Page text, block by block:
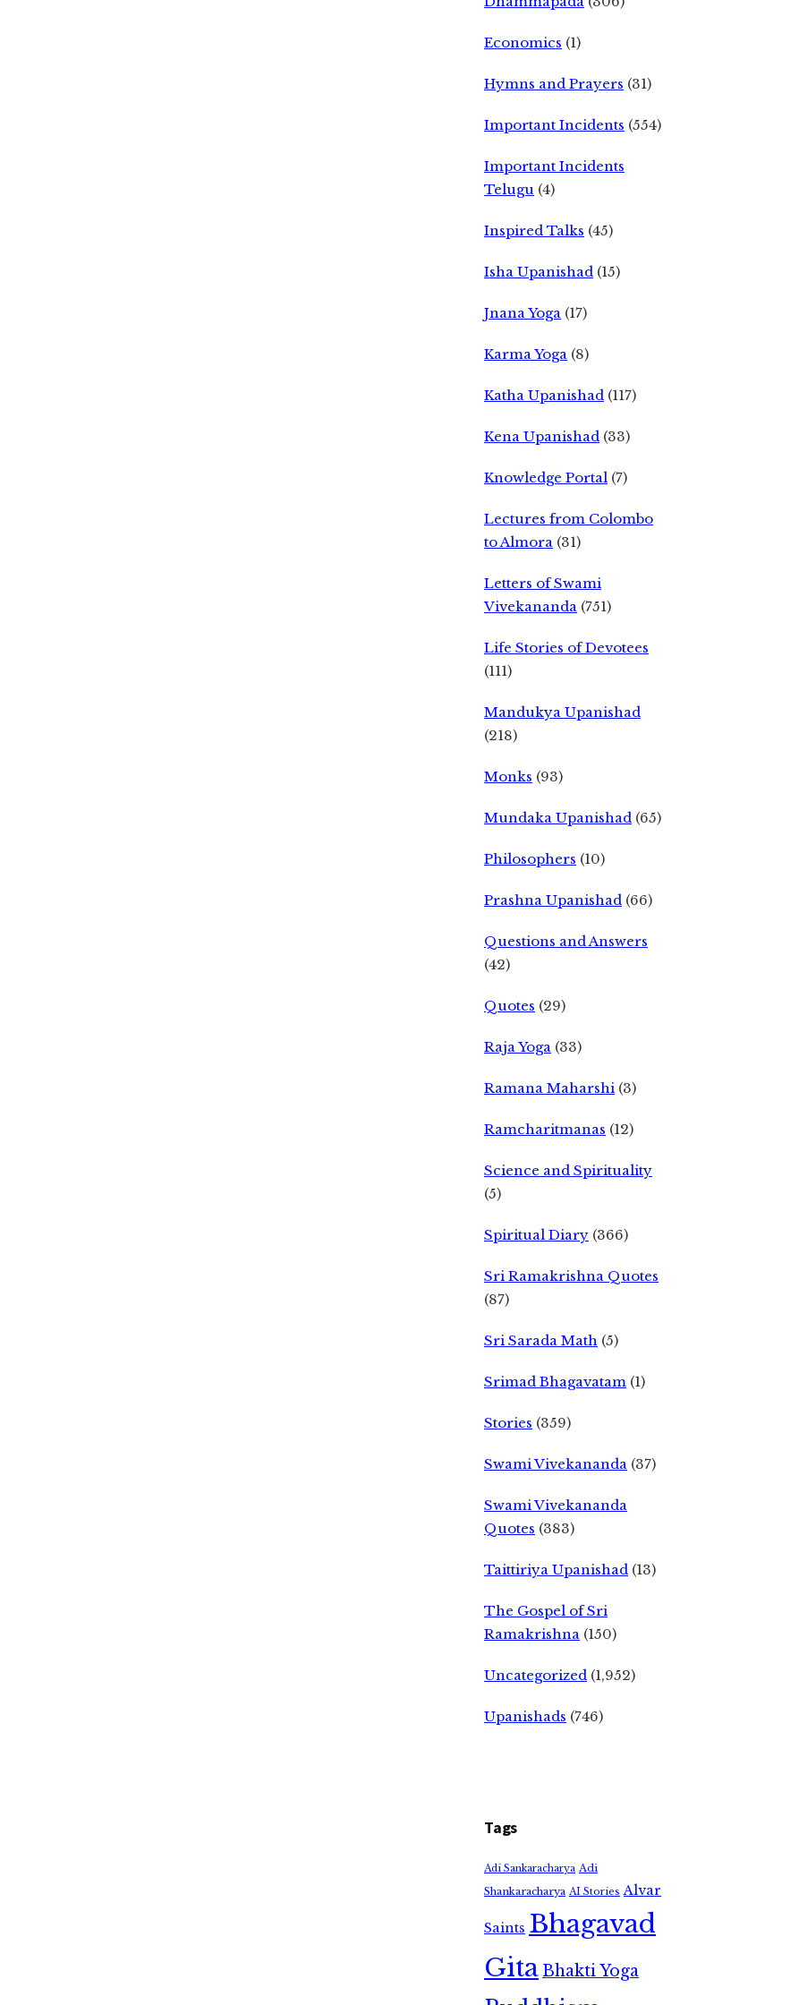
Economics (1)
Hymns and Prayers (31)
Important Incidents (554)
Important Incidents
Telugu (4)
Inspired Talks (45)
Isha Upanishad (15)
Jnana Yoga (17)
Karma Yoga (8)
Katha Upanishad (117)
Kena Upanishad (33)
Knowledge Portal (7)
Lectures from Colombo
to Almora (31)
Letters of Swami
Vivekananda (751)
Life Stories of Devotees
(111)
Mandukya Upanishad
(218)
Monks (93)
Mundaka Upanishad (65)
Philosophers (10)
Prashna Upanishad (66)
Questions and Answers
(42)
Quotes (29)
Raja Yoga (33)
Ramana Maharshi (3)
Ramcharitmanas (12)
Science and Spirituality
(5)
Spiritual Diary (366)
Sri Ramakrishna Quotes
(87)
Sri Sarada Math (5)
Srimad Bhagavatam (1)
Stories (359)
Swami Vivekananda (37)
Swami Vivekananda
Quotes (383)
Taittiriya Upanishad (13)
The Gospel of Sri
Ramakrishna (150)
Uncategorized (1,952)
Upanishads (746)
Tags
Adi Sankaracharya Adi
Shankaracharya AI Stories Alvar
Saints Bhagavad
GitaBhakti Yoga